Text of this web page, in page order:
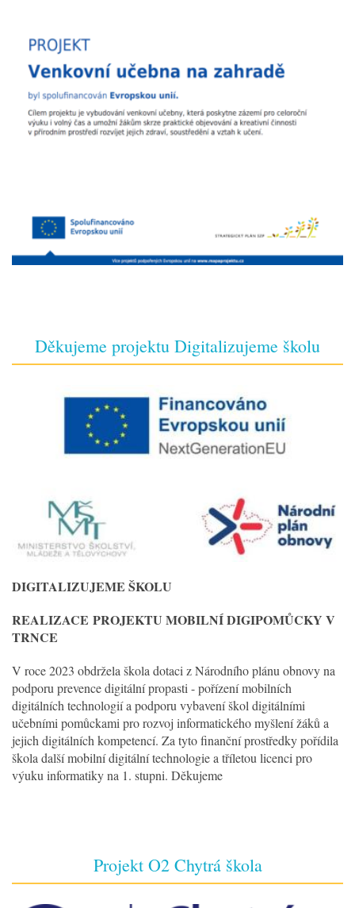
Děkujeme projektu Digitalizujeme školu
DIGITALIZUJEME ŠKOLU
REALIZACE PROJEKTU MOBILNÍ DIGIPOMŮCKY V
TRNCE
V roce 2023 obdržela škola dotaci z Národního plánu obnovy na
podporu prevence digitální propasti - pořízení mobilních
digitálních technologií a podporu vybavení škol digitálními
učebními pomůckami pro rozvoj informatického myšlení žáků a
jejich digitálních kompetencí. Za tyto finanční prostředky pořídila
škola další mobilní digitální technologie a tříletou licenci pro
výuku informatiky na 1. stupni. Děkujeme
Projekt O2 Chytrá škola